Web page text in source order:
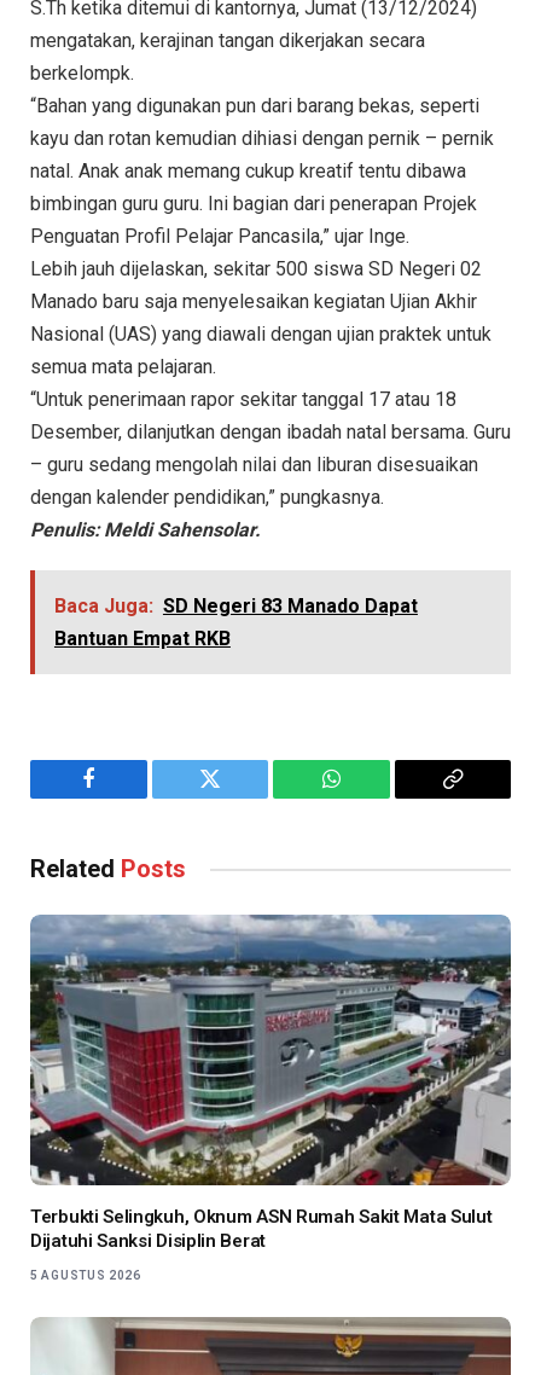
S.Th ketika ditemui di kantornya, Jumat (13/12/2024)
mengatakan, kerajinan tangan dikerjakan secara
berkelompk.
“Bahan yang digunakan pun dari barang bekas, seperti
kayu dan rotan kemudian dihiasi dengan pernik – pernik
natal. Anak anak memang cukup kreatif tentu dibawa
bimbingan guru guru. Ini bagian dari penerapan Projek
Penguatan Profil Pelajar Pancasila,” ujar Inge.
Lebih jauh dijelaskan, sekitar 500 siswa SD Negeri 02
Manado baru saja menyelesaikan kegiatan Ujian Akhir
Nasional (UAS) yang diawali dengan ujian praktek untuk
semua mata pelajaran.
“Untuk penerimaan rapor sekitar tanggal 17 atau 18
Desember, dilanjutkan dengan ibadah natal bersama. Guru
– guru sedang mengolah nilai dan liburan disesuaikan
dengan kalender pendidikan,” pungkasnya.
Penulis: Meldi Sahensolar.
Baca Juga: SD Negeri 83 Manado Dapat
Bantuan Empat RKB
Facebook Twitter WhatsApp
Copy
Related Posts
Terbukti Selingkuh, Oknum ASN Rumah Sakit Mata Sulut
Dijatuhi Sanksi Disiplin Berat
5 AGUSTUS 2026